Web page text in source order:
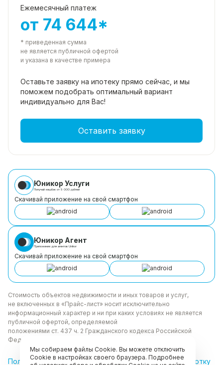
Ежемесячный платеж
от 74 644*
* приведенная сумма
не является публичной офертой
и указана в качестве примера
Оставьте заявку на ипотеку прямо сейчас, и мы
поможем подобрать оптимальный вариант
индивидуально для Вас!
Оставить заявку
Юникор Услуги
Получай кешбэк от 5 000 рублей
Скачивай приложение на свой смартфон
Юникор Агент
Приложение для агентов Unikor
Скачивай приложение на свой смартфон
Стоимость объектов недвижимости и иных товаров и услуг,
не включенных в «Прайс-лист» носит исключительно
информационный характер и ни при каких условиях не является
публичной офертой, определяемой
положениями ст. 437 ч. 2 Гражданского кодекса Российской
Федерации.
Политикаконфиденциальности/СОГЛАСИЕ на обработку
Мы собираем файлы Cookie. Вы можете отключить
Cookie в настройках своего браузера. Подробнее